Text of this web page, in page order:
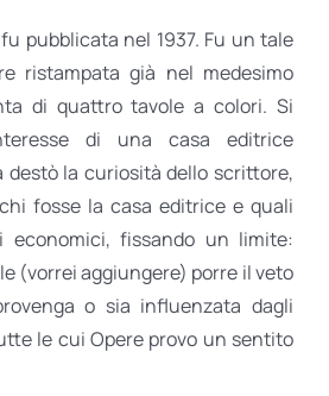
pubblicata nel 1937. Fu un tale
ristampata già nel medesimo
di quattro tavole a colori. Si
di una casa editrice
destò la curiosità dello scrittore,
fosse la casa editrice e quali
economici, fissando un limite:
(vorrei aggiungere) porre il veto
o sia influenzata dagli
le cui Opere provo un sentito